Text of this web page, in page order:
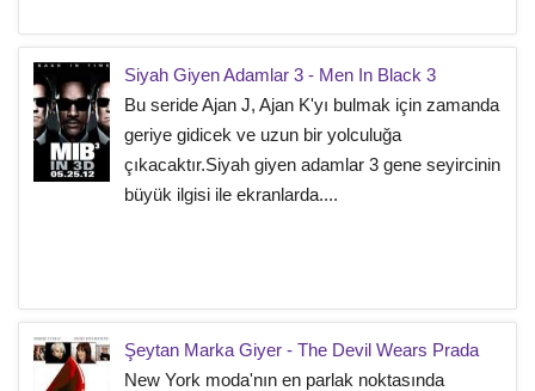
Siyah Giyen Adamlar 3 - Men In Black 3
Bu seride Ajan J, Ajan K'yı bulmak için zamanda
geriye gidicek ve uzun bir yolculuğa
çıkacaktır.Siyah giyen adamlar 3 gene seyircinin
büyük ilgisi ile ekranlarda....
Şeytan Marka Giyer - The Devil Wears Prada
New York moda'nın en parlak noktasında